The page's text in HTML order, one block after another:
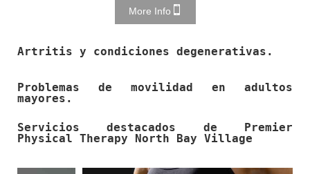
More Info
Artritis y condiciones degenerativas.
Problemas de movilidad en adultos
mayores.
Servicios destacados de Premier
Physical Therapy North Bay Village